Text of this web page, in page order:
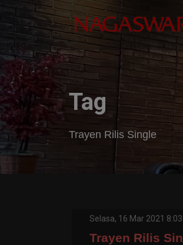
Tag
Trayen Rilis Single
Selasa, 16 Mar 2021 8:03
Trayen Rilis